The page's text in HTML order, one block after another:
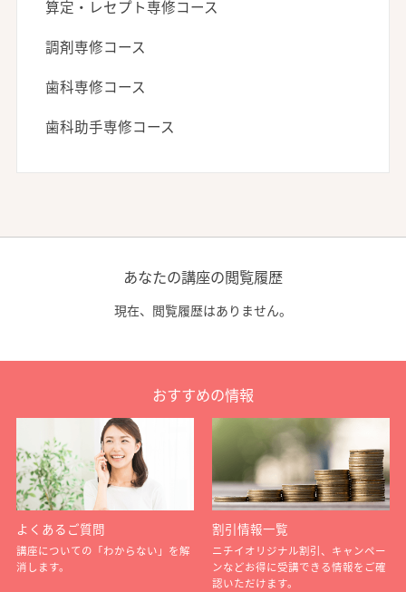
算定・レセプト専修コース
調剤専修コース
歯科専修コース
歯科助手専修コース
あなたの講座の閲覧履歴
現在、閲覧履歴はありません。
おすすめの情報
よくあるご質問
講座についての「わからない」を解
消します。
割引情報一覧
ニチイオリジナル割引、キャンペー
ンなどお得に受講できる情報をご確
認いただけます。